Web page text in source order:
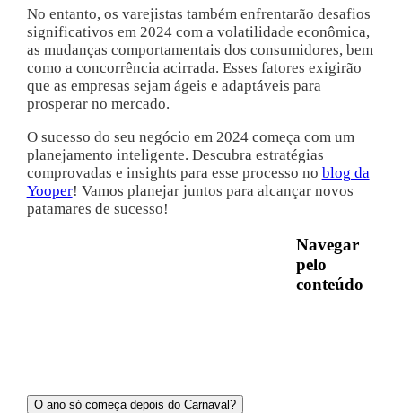
No entanto, os varejistas também enfrentarão desafios
significativos em 2024 com a volatilidade econômica,
as mudanças comportamentais dos consumidores, bem
como a concorrência acirrada. Esses fatores exigirão
que as empresas sejam ágeis e adaptáveis ​​para
prosperar no mercado.
O sucesso do seu negócio em 2024 começa com um
planejamento inteligente. Descubra estratégias
comprovadas e insights para esse processo no blog da
Yooper! Vamos planejar juntos para alcançar novos
patamares de sucesso!
Navegar
pelo
conteúdo
O ano só começa depois do Carnaval?